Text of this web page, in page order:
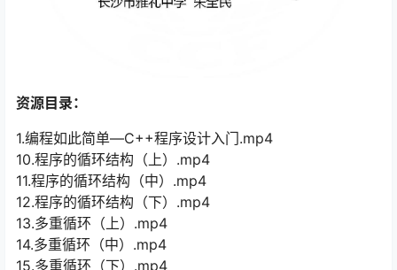
资源目录：
1.编程如此简单—C++程序设计入门.mp4
10.程序的循环结构（上）.mp4
11.程序的循环结构（中）.mp4
12.程序的循环结构（下）.mp4
13.多重循环（上）.mp4
14.多重循环（中）.mp4
15.多重循环（下）.mp4